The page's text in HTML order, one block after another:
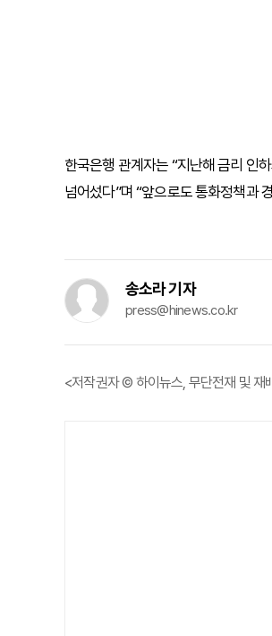
한국은행 관계자는 “지난해 금리 인
넘어섰다”며 “앞으로도 통화정책과
송소라 기자
press@hinews.co.kr
<저작권자 © 하이뉴스, 무단전재 및 재